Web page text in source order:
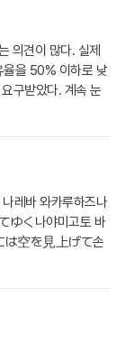
의견이 많다. 실제
율을 50% 이하로 낮
구받았다. 계속 눈
레바 와카루하즈나
ゆく나야미고토 바
は空を見上げて손